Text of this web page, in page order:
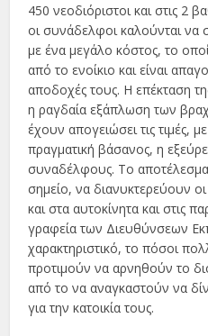
450 νεοδιόριστοι και στις 2
οι συνάδελφοι καλούνται να
με ένα μεγάλο κόστος, το
από το ενοίκιο και είναι
αποδοχές τους. Η επέκταση
η ραγδαία εξάπλωση των
έχουν απογειώσει τις τιμές,
πραγματική βάσανος, η
συναδέλφους. Το
σημείο, να διανυκτερεύουν
και στα αυτοκίνητα και στις
γραφεία των Διευθύνσεων
χαρακτηριστικό, το πόσοι
προτιμούν να αρνηθούν το
από το να αναγκαστούν να
για την κατοικία τους.